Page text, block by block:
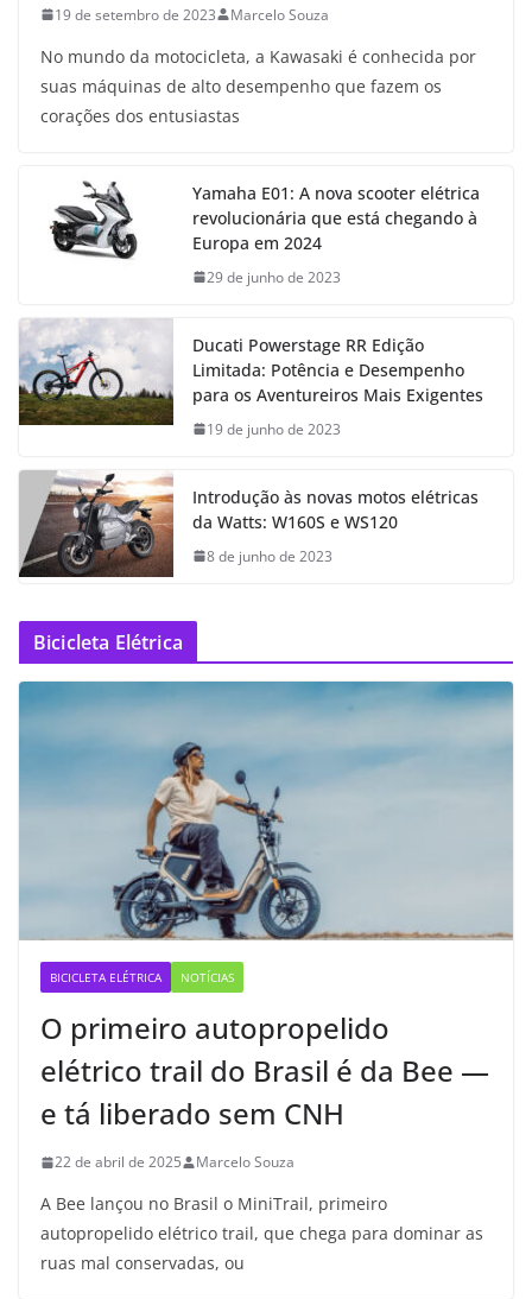
19 de setembro de 2023 Marcelo Souza
No mundo da motocicleta, a Kawasaki é conhecida por
suas máquinas de alto desempenho que fazem os
corações dos entusiastas
Yamaha E01: A nova scooter elétrica
revolucionária que está chegando à
Europa em 2024
29 de junho de 2023
Ducati Powerstage RR Edição
Limitada: Potência e Desempenho
para os Aventureiros Mais Exigentes
19 de junho de 2023
Introdução às novas motos elétricas
da Watts: W160S e WS120
8 de junho de 2023
Bicicleta Elétrica
BICICLETA ELÉTRICA NOTÍCIAS
O primeiro autopropelido
elétrico trail do Brasil é da Bee —
e tá liberado sem CNH
22 de abril de 2025 Marcelo Souza
A Bee lançou no Brasil o MiniTrail, primeiro
autopropelido elétrico trail, que chega para dominar as
ruas mal conservadas, ou